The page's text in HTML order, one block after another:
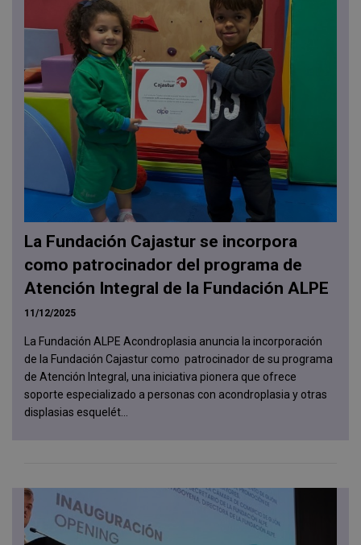
La Fundación Cajastur se incorpora
como patrocinador del programa de
Atención Integral de la Fundación ALPE
11/12/2025
La Fundación ALPE Acondroplasia anuncia la incorporación
de la Fundación Cajastur como patrocinador de su programa
de Atención Integral, una iniciativa pionera que ofrece
soporte especializado a personas con acondroplasia y otras
displasias esquelét...